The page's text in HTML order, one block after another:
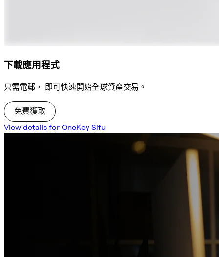
下載應用程式
只需電郵， 即可快速開始全球資產交易。
免費獲取
View details for OneKey Sifu